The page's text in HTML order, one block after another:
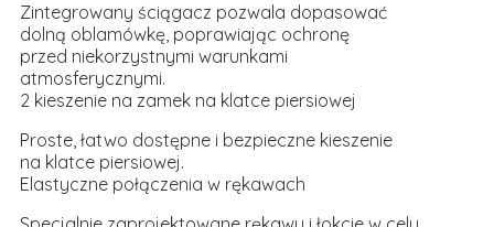
Zintegrowany ściągacz pozwala dopasować
dolną oblamówkę, poprawiając ochronę
przed niekorzystnymi warunkami
atmosferycznymi.
2 kieszenie na zamek na klatce piersiowej
Proste, łatwo dostępne i bezpieczne kieszenie
na klatce piersiowej.
Elastyczne połączenia w rękawach